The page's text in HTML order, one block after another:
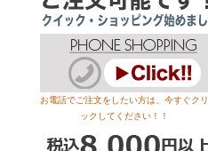
お電話でご注文をしたい方は、今すぐクリ
ックしてください！！